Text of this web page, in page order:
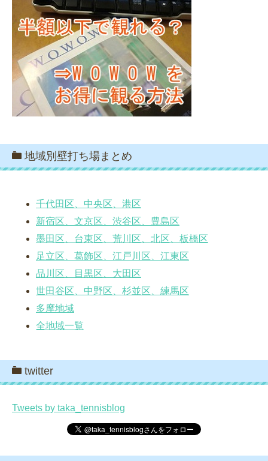
地域別壁打ち場まとめ
千代田区、中央区、港区
新宿区、文京区、渋谷区、豊島区
墨田区、台東区、荒川区、北区、板橋区
足立区、葛飾区、江戸川区、江東区
品川区、目黒区、大田区
世田谷区、中野区、杉並区、練馬区
多摩地域
全地域一覧
twitter
Tweets by taka_tennisblog